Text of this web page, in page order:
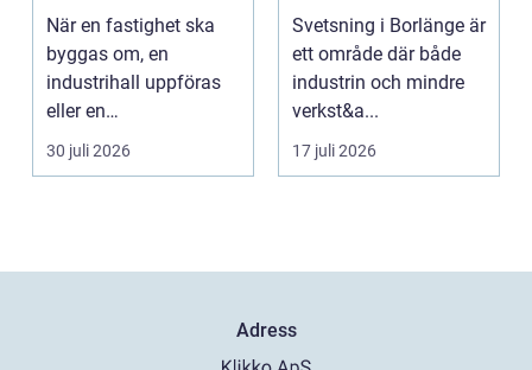
När en fastighet ska
byggas om, en
industrihall uppföras
eller en
lantbruksanläggning
moderniseras ä...
30 juli 2026
hållbara
konstruktioner
Svetsning i Borlänge är
ett område där både
industrin och mindre
verkst&a...
17 juli 2026
Adress